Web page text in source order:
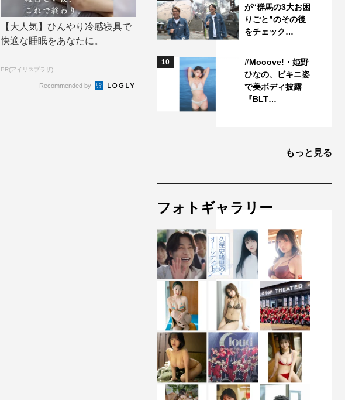
【大人気】ひんやり冷感寝具で
快適な睡眠をあなたに。
PR(アイリスプラザ)
Recommended by
が“群馬の3大お困
りごと”のその後
をチェック…
10
#Mooove!・姫野
ひなの、ビキニ姿
で美ボディ披露
『BLT…
もっと見る
フォトギャラリー